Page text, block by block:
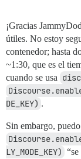
¡Gracias
útiles. No estoy
contenedor; hasta
~1:30, que es el
cuando se usa
DE_KEY) .
Sin embargo,
LY_MODE_KEY)